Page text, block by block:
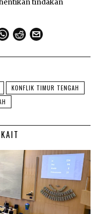
tindakan
KONFLIK TIMUR TENGAH